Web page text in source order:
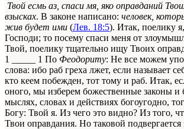
Твой есмь аз, спаси мя, яко оправданий
взысках. В законе написано: человек,
жив будет ими (Лев. 18:5). Итак, поелику
Господи; то посему спаси меня от
Твой, поелику тщательно ищу Твоих
1
1 По Феодориту: Не все можем
слова: ибо раб грехa лжет, если называет
кто кеем побежден, тот тому и раб. Итак,
оного, мы изберем божественные законы и
мыслях, словах и действиях богоугодно,
Богу: Твой я. Из чего это видно? Из того,
Твои оправдания. Но таковой